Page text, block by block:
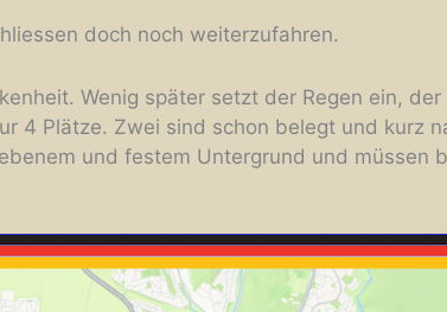
doch noch weiterzufahren.
Wenig später setzt der Regen ein, der
4 Plätze. Zwei sind schon belegt und kurz
und festem Untergrund und müssen